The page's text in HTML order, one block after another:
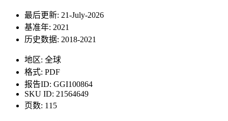
最后更新: 21-July-2026
基准年: 2021
历史数据: 2018-2021
地区: 全球
格式: PDF
报告ID: GGI100864
SKU ID: 21564649
页数: 115